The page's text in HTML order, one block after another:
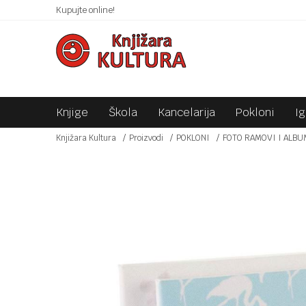
Kupujte online!SIGURNO PLAĆANJE PLATNIM KARTICAMA!
Knjige Škola Kancelarija Pokloni
Knjižara Kultura Proizvodi POKLONI FOTO RAMOVI I